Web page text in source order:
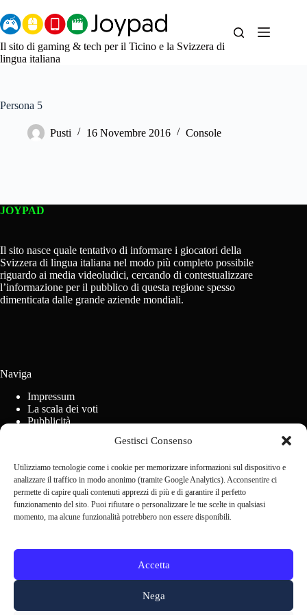
Gestisci Consenso
Utilizziamo tecnologie come i cookie per memorizzare informazioni sul dispositivo e
analizzare il traffico in modo anonimo (tramite Google Analytics). Acconsentire ci
permette di capire quali contenuti apprezzi di più e di garantire il perfetto
funzionamento del sito. Puoi rifiutare o personalizzare le tue scelte in qualsiasi
momento, ma alcune funzionalità potrebbero non essere disponibili.
Accetta
Nega
al
contenuto
Il sito di gaming & tech per il Ticino e la Svizzera di
lingua italiana
Persona 5
Pusti 16 Novembre 2016 Console
JOYPAD
Il sito nasce quale tentativo di informare i giocatori della
Svizzera di lingua italiana nel modo più completo possibile
riguardo ai media videoludici, cercando di contestualizzare
l’informazione per il pubblico di questa regione spesso
dimenticata dalle grande aziende mondiali.
Naviga
Impressum
La scala dei voti
Pubblicità
Contact us
Scrivi alla redazione